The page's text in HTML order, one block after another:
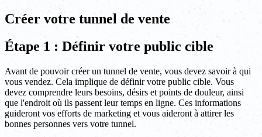
Créer votre tunnel de vente
Étape 1 : Définir votre public cible
Avant de pouvoir créer un tunnel de vente, vous devez savoir à qui
vous vendez. Cela implique de définir votre public cible. Vous
devez comprendre leurs besoins, désirs et points de douleur, ainsi
que l'endroit où ils passent leur temps en ligne. Ces informations
guideront vos efforts de marketing et vous aideront à attirer les
bonnes personnes vers votre tunnel.